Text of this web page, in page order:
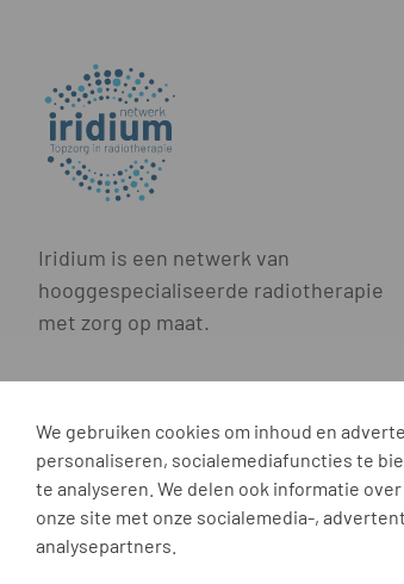
Iridium is een netwerk van
hooggespecialiseerde radiotherapie
met zorg op maat.
Iridium Netwerk vzw •
We gebruiken cookies om inhoud en
personaliseren, socialemediafuncties te
te analyseren. We delen ook informatie
onze site met onze socialemedia-,
analysepartners.